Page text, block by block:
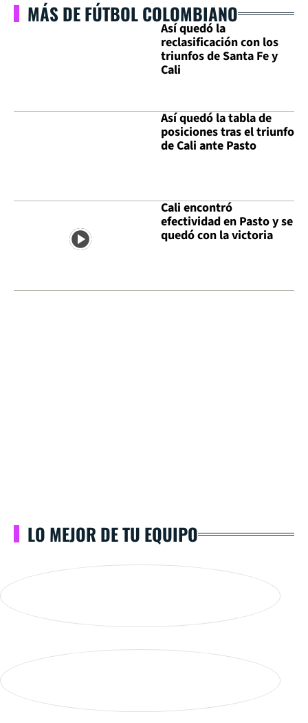
MÁS DE FÚTBOL COLOMBIANO
Así quedó la
reclasificación con los
triunfos de Santa Fe y
Cali
Así quedó la tabla de
posiciones tras el triunfo
de Cali ante Pasto
Cali encontró
efectividad en Pasto y se
quedó con la victoria
LO MEJOR DE TU EQUIPO